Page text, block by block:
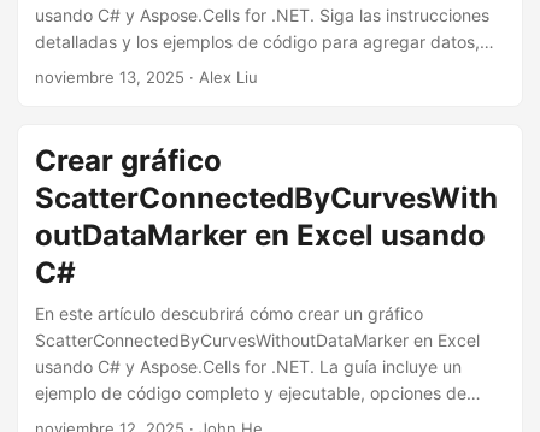
usando C# y Aspose.Cells for .NET. Siga las instrucciones
detalladas y los ejemplos de código para agregar datos,
configurar tipos de gráficos, personalizar marcadores de
noviembre 13, 2025 · Alex Liu
Crear gráfico
ScatterConnectedByCurvesWith
outDataMarker en Excel usando
C#
En este artículo descubrirá cómo crear un gráfico
ScatterConnectedByCurvesWithoutDataMarker en Excel
usando C# y Aspose.Cells for .NET. La guía incluye un
ejemplo de código completo y ejecutable, opciones de
personalización del gráfico y enlaces a recursos gratuitos.